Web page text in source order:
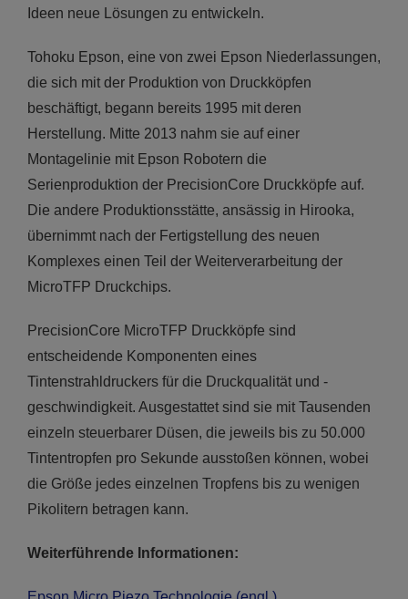
Ideen neue Lösungen zu entwickeln.
Tohoku Epson, eine von zwei Epson Niederlassungen,
die sich mit der Produktion von Druckköpfen
beschäftigt, begann bereits 1995 mit deren
Herstellung. Mitte 2013 nahm sie auf einer
Montagelinie mit Epson Robotern die
Serienproduktion der PrecisionCore Druckköpfe auf.
Die andere Produktionsstätte, ansässig in Hirooka,
übernimmt nach der Fertigstellung des neuen
Komplexes einen Teil der Weiterverarbeitung der
MicroTFP Druckchips.
PrecisionCore MicroTFP Druckköpfe sind
entscheidende Komponenten eines
Tintenstrahldruckers für die Druckqualität und -
geschwindigkeit. Ausgestattet sind sie mit Tausenden
einzeln steuerbarer Düsen, die jeweils bis zu 50.000
Tintentropfen pro Sekunde ausstoßen können, wobei
die Größe jedes einzelnen Tropfens bis zu wenigen
Pikolitern betragen kann.
Weiterführende Informationen: